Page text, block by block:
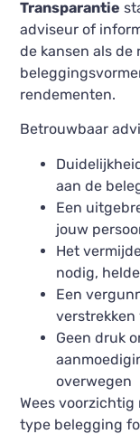
Transparantie
adviseur of
de kansen als de
rendementen.
Betrouwbaar
aan de
Een
jouw
Het
nodig,
Een
verstrekken
Geen druk
overwegen
Wees
type belegging